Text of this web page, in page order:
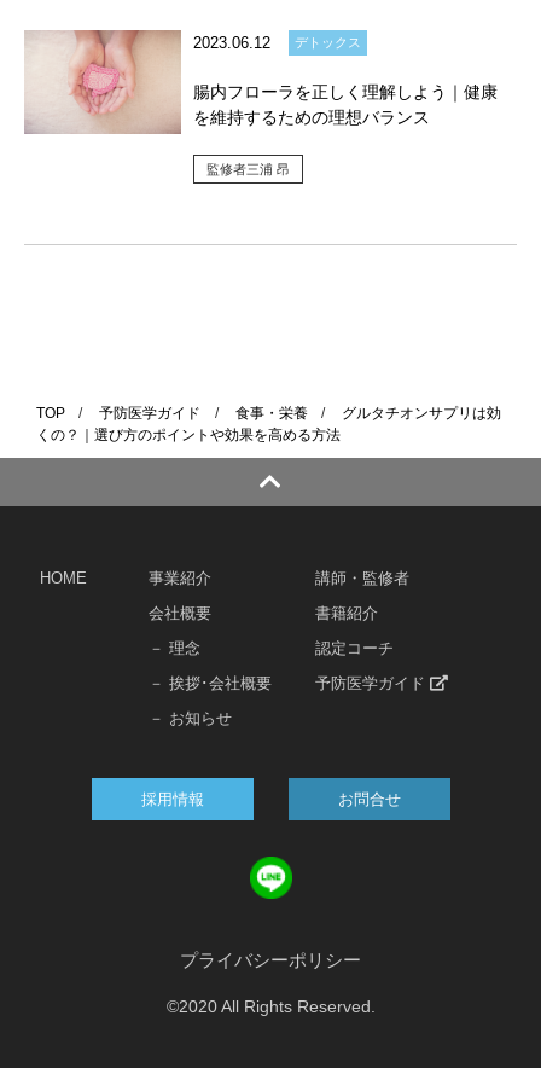
2023.06.12 デトックス
腸内フローラを正しく理解しよう｜健康
を維持するための理想バランス
監修者三浦 昂
TOP / 予防医学ガイド / 食事・栄養 /
グルタチオンサプリは効
くの？｜選び方のポイントや効果を高める方法
HOME
事業紹介
会社概要
－ 理念
－ 挨拶･会社概要
－ お知らせ
講師・監修者
書籍紹介
認定コーチ
予防医学ガイド
採用情報 お問合せ
プライバシーポリシー
©2020 All Rights Reserved.